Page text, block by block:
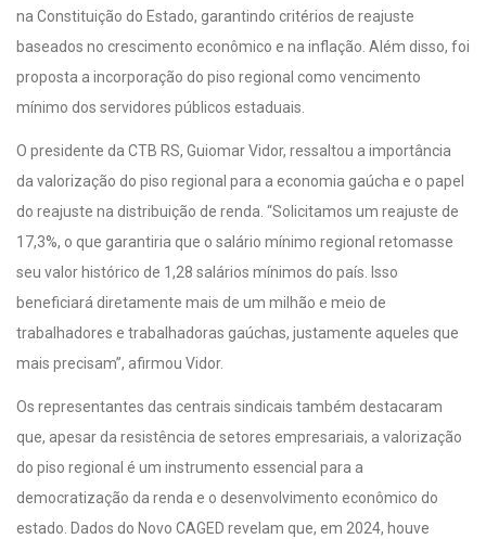
na Constituição do Estado, garantindo critérios de reajuste
baseados no crescimento econômico e na inflação. Além disso, foi
proposta a incorporação do piso regional como vencimento
mínimo dos servidores públicos estaduais.
O presidente da CTB RS, Guiomar Vidor, ressaltou a importância
da valorização do piso regional para a economia gaúcha e o papel
do reajuste na distribuição de renda. “Solicitamos um reajuste de
17,3%, o que garantiria que o salário mínimo regional retomasse
seu valor histórico de 1,28 salários mínimos do país. Isso
beneficiará diretamente mais de um milhão e meio de
trabalhadores e trabalhadoras gaúchas, justamente aqueles que
mais precisam”, afirmou Vidor.
Os representantes das centrais sindicais também destacaram
que, apesar da resistência de setores empresariais, a valorização
do piso regional é um instrumento essencial para a
democratização da renda e o desenvolvimento econômico do
estado. Dados do Novo CAGED revelam que, em 2024, houve